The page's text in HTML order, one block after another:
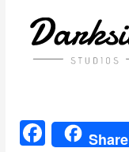
F
Share